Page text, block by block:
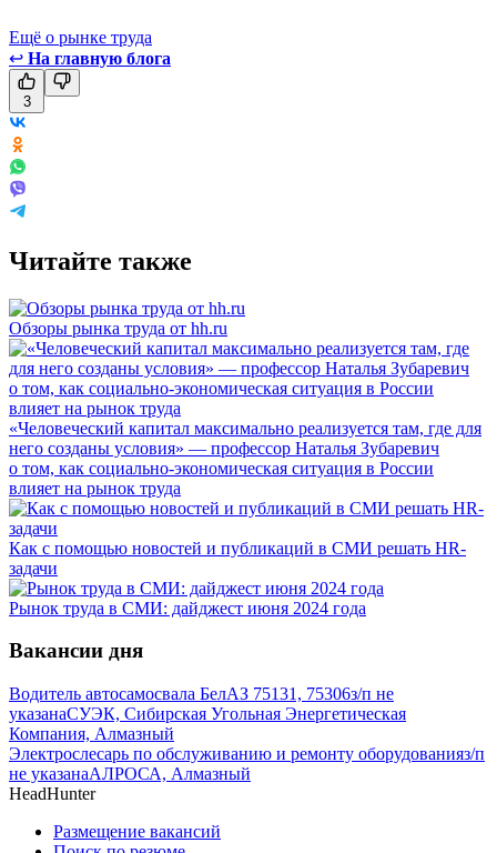
Ещё о рынке труда
↩ На главную блога
3
Читайте также
Обзоры рынка труда от hh.ru
«Человеческий капитал максимально реализуется там, где для
него созданы условия» — профессор Наталья Зубаревич
о том, как социально-экономическая ситуация в России
влияет на рынок труда
Как с помощью новостей и публикаций в СМИ решать HR-
задачи
Рынок труда в СМИ: дайджест июня 2024 года
Вакансии дня
Водитель автосамосвала БелАЗ 75131, 75306з/п не
указанаСУЭК, Сибирская Угольная Энергетическая
Компания, Алмазный
Электрослесарь по обслуживанию и ремонту оборудованияз/п
не указанаАЛРОСА, Алмазный
HeadHunter
Размещение вакансий